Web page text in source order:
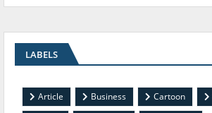
LABELS
Article Business Cartoon